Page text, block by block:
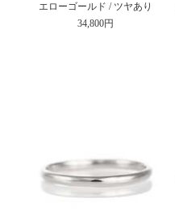
エローゴールド / ツヤあり
34,800円